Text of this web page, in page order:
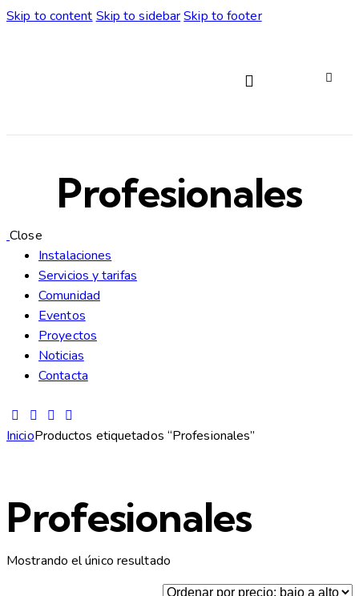
Skip to content Skip to sidebarSkip to footer
Profesionales
Close
Instalaciones
Servicios y tarifas
Comunidad
Eventos
Proyectos
Noticias
Contacta
InicioProductos etiquetados “Profesionales”
Profesionales
Mostrando el único resultado